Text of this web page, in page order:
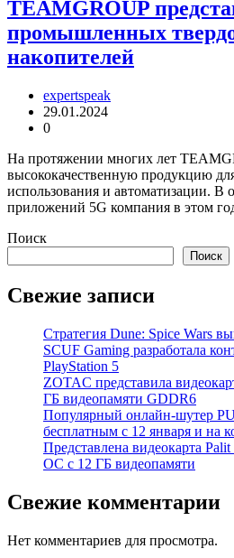
TEAMGROUP
промышленных
накопителей
expertspeak
29.01.2024
0
На протяжении многих лет
высококачественную продукцию
использования и автоматизации. В
приложений 5G компания в этом
Поиск
Поиск
Свежие записи
Стратегия Dune: Spice Wars
SCUF Gaming разработала
PlayStation 5
ZOTAC представила
ГБ видеопамяти GDDR6
Популярный онлайн-шутер
бесплатным с 12 января и на
Представлена видеокарта
OC с 12 ГБ видеопамяти
Свежие комментарии
Нет комментариев для просмотра.